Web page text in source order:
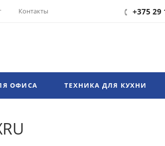
Контакты +375 29
ОФИСА ТЕХНИКА ДЛЯ КУХНИ